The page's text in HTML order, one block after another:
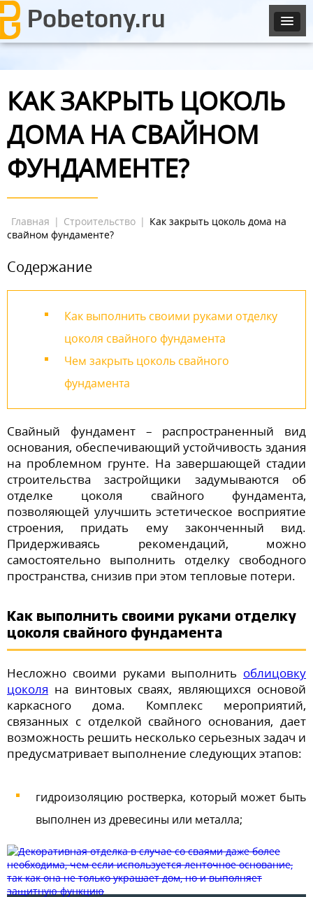
КАК ЗАКРЫТЬ ЦОКОЛЬ
ДОМА НА СВАЙНОМ
ФУНДАМЕНТЕ?
Главная | Строительство | Как закрыть цоколь дома на
свайном фундаменте?
Содержание
Как выполнить своими руками отделку
цоколя свайного фундамента
Чем закрыть цоколь свайного
фундамента
Свайный фундамент – распространенный вид
основания, обеспечивающий устойчивость здания
на проблемном грунте. На завершающей стадии
строительства застройщики задумываются об
отделке цоколя свайного фундамента,
позволяющей улучшить эстетическое восприятие
строения, придать ему законченный вид.
Придерживаясь рекомендаций, можно
самостоятельно выполнить отделку свободного
пространства, снизив при этом тепловые потери.
Как выполнить своими руками отделку
цоколя свайного фундамента
Несложно своими руками выполнить облицовку
цоколя на винтовых сваях, являющихся основой
каркасного дома. Комплекс мероприятий,
связанных с отделкой свайного основания, дает
возможность решить несколько серьезных задач и
предусматривает выполнение следующих этапов:
гидроизоляцию ростверка, который может быть
выполнен из древесины или металла;